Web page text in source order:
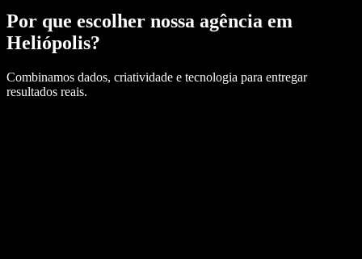
Por que escolher nossa agência em
Heliópolis?
Combinamos dados, criatividade e tecnologia para entregar
resultados reais.